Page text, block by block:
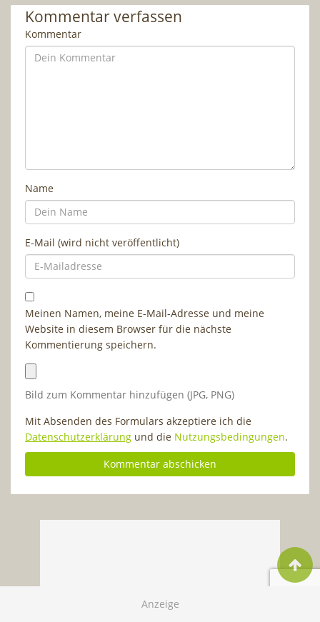
Kommentar verfassen
Kommentar
Name
E-Mail (wird nicht veröffentlicht)
Meinen Namen, meine E-Mail-Adresse und meine
Website in diesem Browser für die nächste
Kommentierung speichern.
Bild zum Kommentar hinzufügen (JPG, PNG)
Mit Absenden des Formulars akzeptiere ich die
Datenschutzerklärung und die Nutzungsbedingungen.